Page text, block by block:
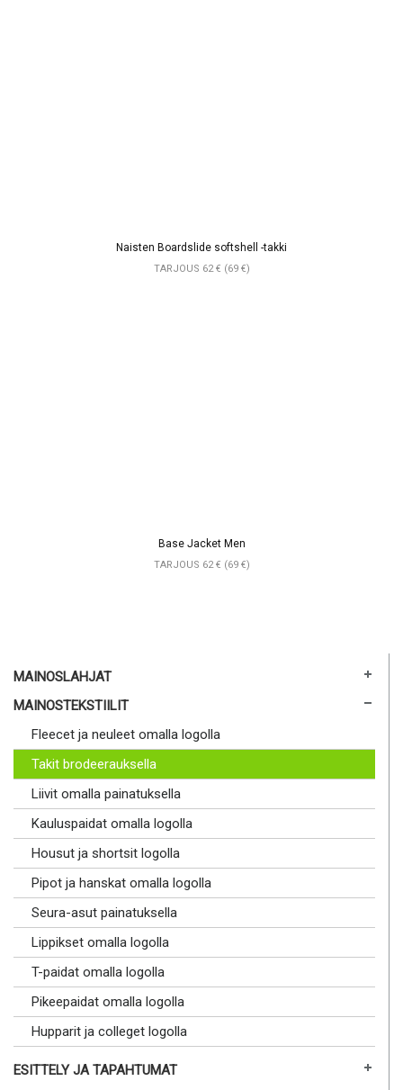
Naisten Boardslide softshell -takki
TARJOUS 62 € (69 €)
Base Jacket Men
TARJOUS 62 € (69 €)
MAINOSLAHJAT
MAINOSTEKSTIILIT
Fleecet ja neuleet omalla logolla
Takit brodeerauksella
Liivit omalla painatuksella
Kauluspaidat omalla logolla
Housut ja shortsit logolla
Pipot ja hanskat omalla logolla
Seura-asut painatuksella
Lippikset omalla logolla
T-paidat omalla logolla
Pikeepaidat omalla logolla
Hupparit ja colleget logolla
ESITTELY JA TAPAHTUMAT